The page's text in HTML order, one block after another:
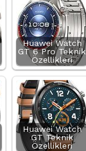
Huawei Watch
GT 6 Pro Teknik
Özellikleri
Huawei Watch
GT Teknik
Özellikleri